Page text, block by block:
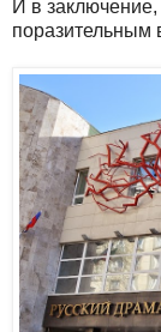
И в заключение,
поразительным